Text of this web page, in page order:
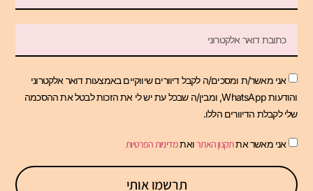
אני מאשר/ת ומסכים/ה לקבל דיוורים שיווקיים באמצעות דואר אלקטרוני
והודעות WhatsApp, ומבין/ה שבכל עת יש לי את הזכות לבטל את ההסכמה
שלי לקבלת הדיוורים הללו.
אני מאשר אתתקנון האתרואתמדיניות הפרטיות
תרשמו אותי